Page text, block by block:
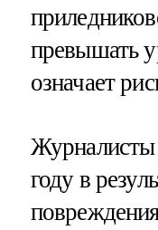
превышать
означает
Журналисты
году в